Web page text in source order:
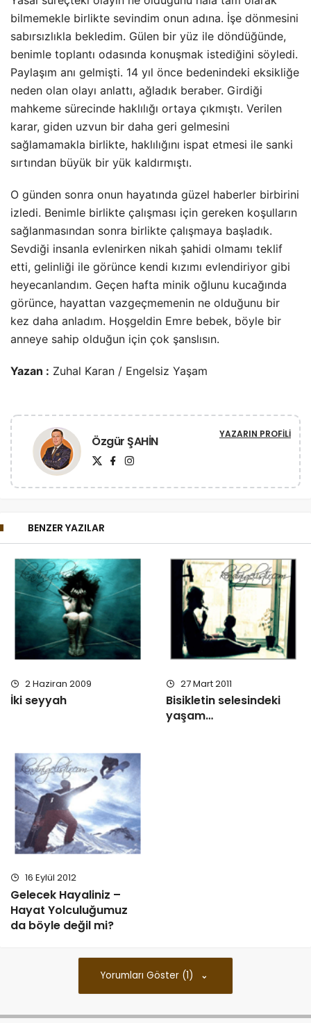
bilmemekle birlikte sevindim onun adına. İşe dönmesini
sabırsızlıkla bekledim. Gülen bir yüz ile döndüğünde,
benimle toplantı odasında konuşmak istediğini söyledi.
Paylaşım anı gelmişti. 14 yıl önce bedenindeki eksikliğe
neden olan olayı anlattı, ağladık beraber. Girdiği
mahkeme sürecinde haklılığı ortaya çıkmıştı. Verilen
karar, giden uzvun bir daha geri gelmesini
sağlamamakla birlikte, haklılığını ispat etmesi ile sanki
sırtından büyük bir yük kaldırmıştı.
O günden sonra onun hayatında güzel haberler birbirini
izledi. Benimle birlikte çalışması için gereken koşulların
sağlanmasından sonra birlikte çalışmaya başladık.
Sevdiği insanla evlenirken nikah şahidi olmamı teklif
etti, gelinliği ile görünce kendi kızımı evlendiriyor gibi
heyecanlandım. Geçen hafta minik oğlunu kucağında
görünce, hayattan vazgeçmemenin ne olduğunu bir
kez daha anladım. Hoşgeldin Emre bebek, böyle bir
anneye sahip olduğun için çok şanslısın.
Yazan : Zuhal Karan / Engelsiz Yaşam
Özgür ŞAHİN YAZARIN PROFILI
BENZER YAZILAR
2 Haziran 2009
İki seyyah
27 Mart 2011
Bisikletin selesindeki
yaşam…
16 Eylül 2012
Gelecek Hayaliniz –
Hayat Yolculuğumuz
da böyle değil mi?
Yorumları Göster (1)